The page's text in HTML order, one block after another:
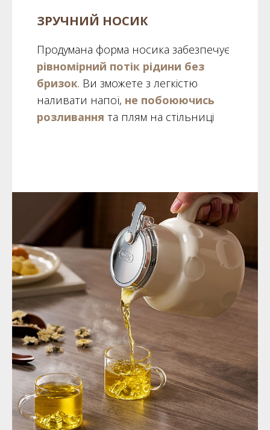
ЗРУЧНИЙ НОСИК
Продумана форма носика забезпечує
рівномірний потік рідини без
бризок. Ви зможете з легкістю
наливати напої, не побоюючись
розливання та плям на стільниці